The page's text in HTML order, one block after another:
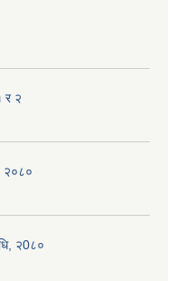
र २
२०८०
२0८०